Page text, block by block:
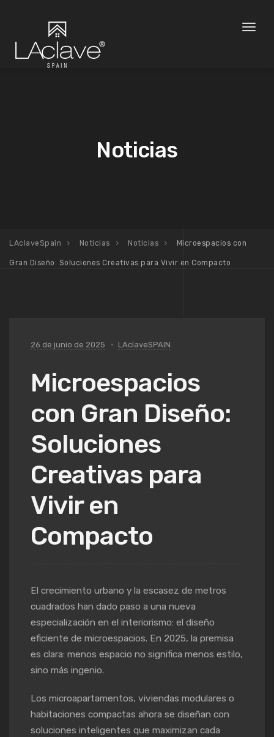
Toggle
Noticias
LAclaveSpain Noticias Noticias Microespacios con
Gran Diseño: Soluciones Creativas para Vivir en Compacto
26 de junio de 2025 LAclaveSPAIN
Microespacios
con Gran Diseño:
Soluciones
Creativas para
Vivir en
Compacto
El crecimiento urbano y la escasez de metros
cuadrados han dado paso a una nueva
especialización en el interiorismo: el diseño
eficiente de microespacios. En 2025, la premisa
es clara: menos espacio no significa menos estilo,
sino más ingenio.
Los microapartamentos, viviendas modulares o
habitaciones compactas ahora se diseñan con
soluciones inteligentes que maximizan cada